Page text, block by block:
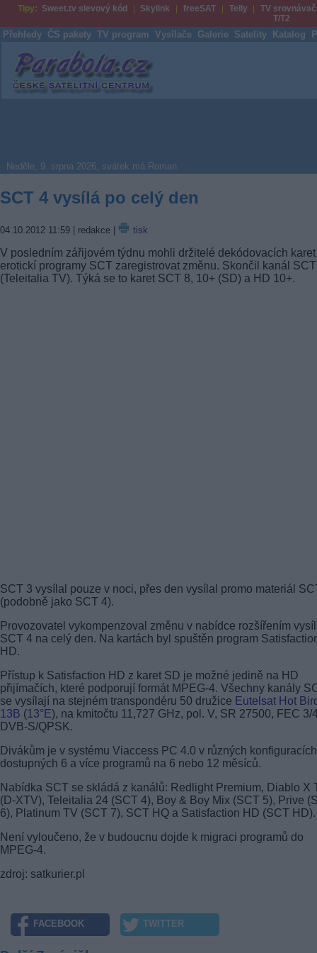
Tipy: Sweet.tv slevový kód Skylink freeSAT Telly
TV srovnávač
T/T2
Přehledy ČS pakety TV program Vysílače Galerie Satelity Katalog
Parabola.cz
Neděle, 9. srpna 2026, svátek má Roman
SCT 4 vysílá po celý den
04.10.2012 11:59 | redakce | tisk
V posledním zářijovém týdnu mohli držitelé dekódovacích
erotickí programy SCT zaregistrovat změnu. Skončil kanál
(Teleitalia TV). Týká se to karet SCT 8, 10+ (SD) a HD 10+.
SCT 3 vysílal pouze v noci, přes den vysílal promo materiál
(podobně jako SCT 4).
Provozovatel vykompenzoval změnu v nabídce rozšířením
SCT 4 na celý den. Na kartách byl spuštěn program
HD.
Přístup k Satisfaction HD z karet SD je možné jedině na HD
přijímačích, které podporují formát MPEG-4. Všechny kanály
se vysílají na stejném transpondéru 50 družice Eutelsat Hot
13B (13°E), na kmitočtu 11,727 GHz, pol. V, SR 27500, FEC 3/
DVB-S/QPSK.
Divákům je v systému Viaccess PC 4.0 v různých konfiguracích
dostupných 6 a více programů na 6 nebo 12 měsíců.
Nabídka SCT se skládá z kanálů: Redlight Premium, Diablo X
(D-XTV), Teleitalia 24 (SCT 4), Boy & Boy Mix (SCT 5), Prive
6), Platinum TV (SCT 7), SCT HQ a Satisfaction HD (SCT HD).
Není vyloučeno, že v budoucnu dojde k migraci programů do
MPEG-4.
zdroj: satkurier.pl
FACEBOOK TWITTER